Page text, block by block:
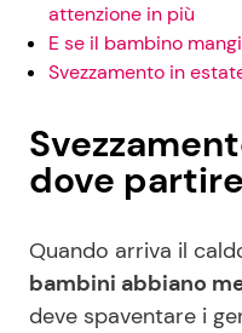
attenzione in più
E se il bambino
Svezzamento in
dove
Quando arriva il
bambini abbiano
deve spaventare i